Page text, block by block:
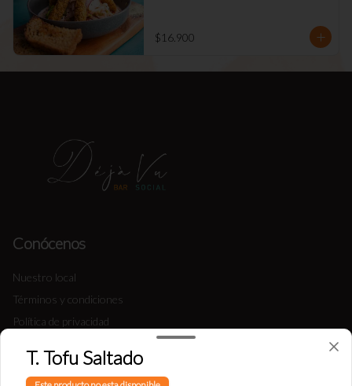
$16.900
Conócenos
Nuestro local
Términos y condiciones
Política de privacidad
Redes sociales
T. Tofu Saltado